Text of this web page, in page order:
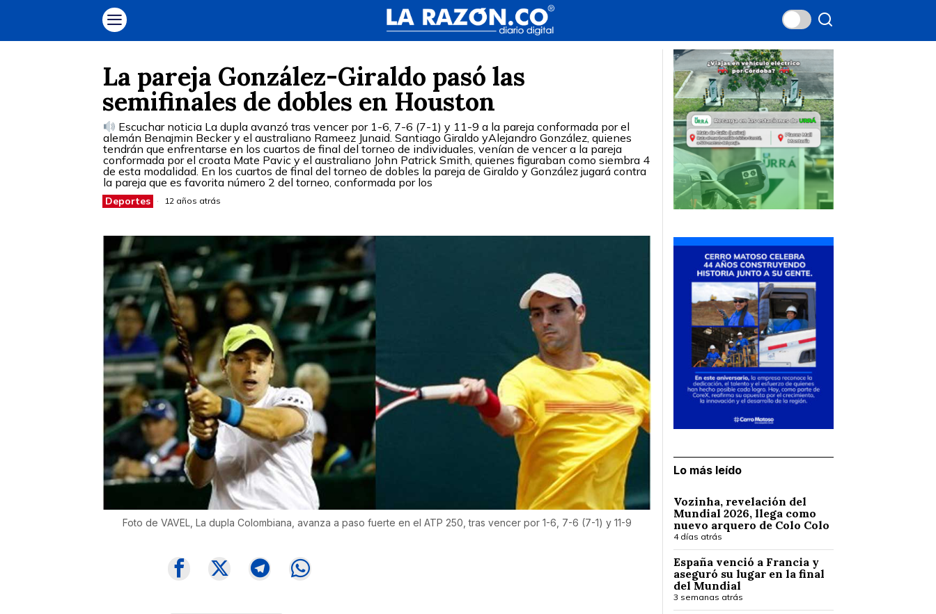
La pareja González-Giraldo pasó las
semifinales de dobles en Houston
Escuchar noticia La dupla avanzó tras vencer por 1-6, 7-6 (7-1) y 11-9 a la pareja conformada por el
alemán Benajmin Becker y el australiano Rameez Junaid. Santiago Giraldo yAlejandro González, quienes
tendrán que enfrentarse en los cuartos de final del torneo de individuales, venían de vencer a la pareja
conformada por el croata Mate Pavic y el australiano John Patrick Smith, quienes figuraban como siembra 4
de esta modalidad. En los cuartos de final del torneo de dobles la pareja de Giraldo y González jugará contra
la pareja que es favorita número 2 del torneo, conformada por los
Deportes 12 años atrás
Foto de VAVEL, La dupla Colombiana, avanza a paso fuerte en el ATP 250, tras vencer por 1-6, 7-6 (7-1) y 11-9
Lo más leído
Vozinha, revelación del
Mundial 2026, llega como
nuevo arquero de Colo Colo
4 días atrás
España venció a Francia y
aseguró su lugar en la final
del Mundial
3 semanas atrás